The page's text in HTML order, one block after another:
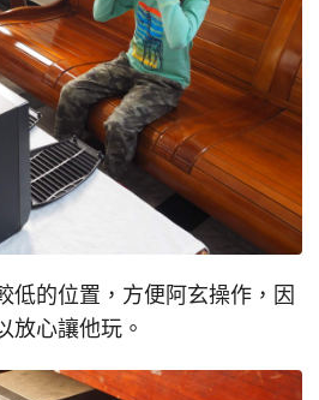
低的位置，方便阿玄操作，因
放心讓他玩。